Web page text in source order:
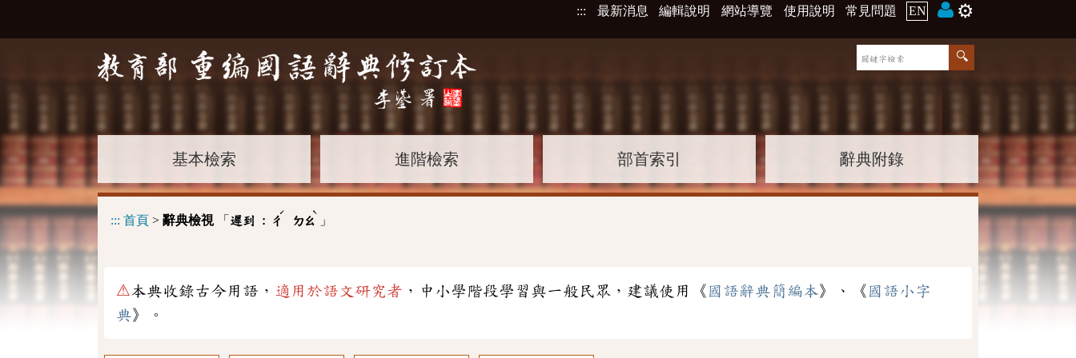
::: 最新消息 編輯說明 網站導覽 使用說明 常見問題 EN ⚙️
基本檢索 進階檢索 部首索引 辭典附錄
::: 首頁 > 辭典檢視「 遲到 : ㄔ
ˊ
ㄉㄠ
ˋ
」
⚠本典收錄古今用語， 適用於語文研究者 ，中小學階段學習與一般民眾，建議使用《 國語辭典簡編本》、《 國語小字
典》。